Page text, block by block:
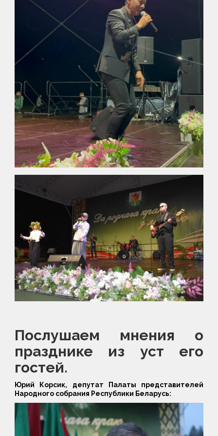
Послушаем мнения о
празднике из уст его
гостей.
Юрий Корсик, депутат Палаты представителей
Народного собрания Республики Беларусь: